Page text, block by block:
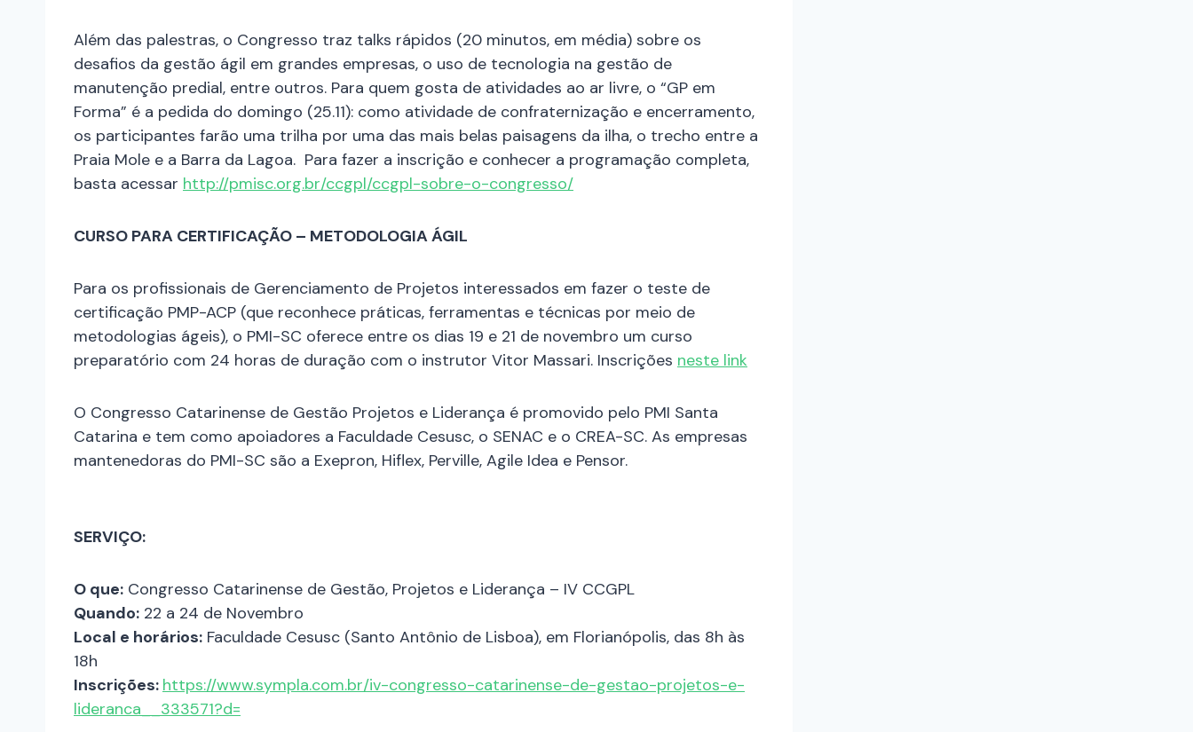
Além das palestras, o Congresso traz talks rápidos (20 minutos, em média) sobre os
desafios da gestão ágil em grandes empresas, o uso de tecnologia na gestão de
manutenção predial, entre outros. Para quem gosta de atividades ao ar livre, o “GP em
Forma” é a pedida do domingo (25.11): como atividade de confraternização e encerramento,
os participantes farão uma trilha por uma das mais belas paisagens da ilha, o trecho entre a
Praia Mole e a Barra da Lagoa. Para fazer a inscrição e conhecer a programação completa,
basta acessar http://pmisc.org.br/ccgpl/ccgpl-sobre-o-congresso/
CURSO PARA CERTIFICAÇÃO – METODOLOGIA ÁGIL
Para os profissionais de Gerenciamento de Projetos interessados em fazer o teste de
certificação PMP-ACP (que reconhece práticas, ferramentas e técnicas por meio de
metodologias ágeis), o PMI-SC oferece entre os dias 19 e 21 de novembro um curso
preparatório com 24 horas de duração com o instrutor Vitor Massari. Inscrições neste link
O Congresso Catarinense de Gestão Projetos e Liderança é promovido pelo PMI Santa
Catarina e tem como apoiadores a Faculdade Cesusc, o SENAC e o CREA-SC. As empresas
mantenedoras do PMI-SC são a Exepron, Hiflex, Perville, Agile Idea e Pensor.
SERVIÇO:
O que: Congresso Catarinense de Gestão, Projetos e Liderança – IV CCGPL
Quando: 22 a 24 de Novembro
Local e horários: Faculdade Cesusc (Santo Antônio de Lisboa), em Florianópolis, das 8h às
18h
Inscrições: https://www.sympla.com.br/iv-congresso-catarinense-de-gestao-projetos-e-
lideranca__333571?d=